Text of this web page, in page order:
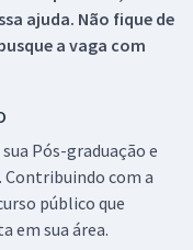
ajuda. Não fique de
a vaga com
Pós-graduação e
Contribuindo com a
público que
em sua área.